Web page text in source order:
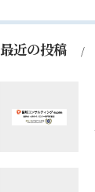
最近の投稿